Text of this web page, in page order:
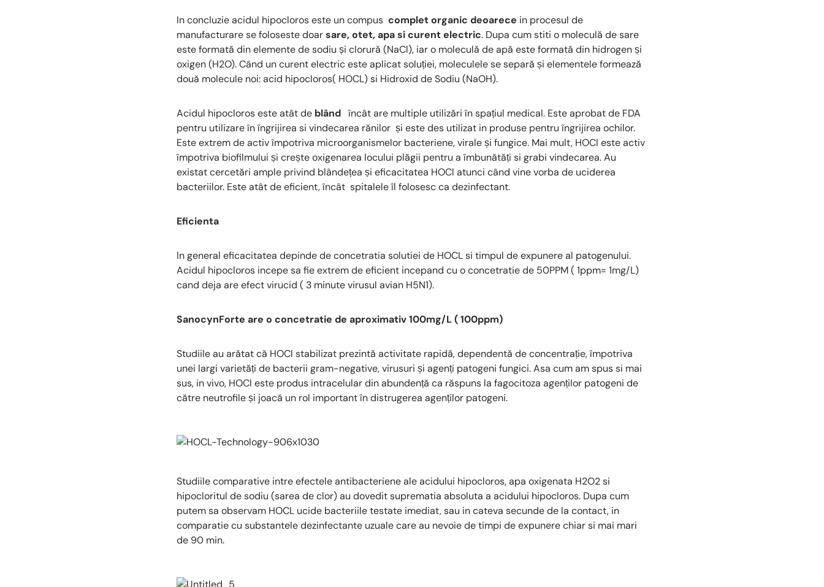
In concluzie acidul hipocloros este un compus complet organic deoarece in procesul de
manufacturare se foloseste doarsare, otet, apa si curent electric. Dupa cum stiti o moleculă de sare
este formată din elemente de sodiu și clorură (NaCl), iar o moleculă de apă este formată din hidrogen și
oxigen (H2O). Când un curent electric este aplicat soluției, moleculele se separă și elementele formează
două molecule noi: acid hipocloros( HOCL) si Hidroxid de Sodiu (NaOH).
Acidul hipocloros este atât de blândîncât are multiple utilizări în spațiul medical. Este aprobat de FDA
pentru utilizare în îngrijirea si vindecarea rănilor și este des utilizat in produse pentru îngrijirea ochilor.
Este extrem de activ împotriva microorganismelor bacteriene, virale și fungice. Mai mult, HOCl este activ
împotriva biofilmului și crește oxigenarea locului plăgii pentru a îmbunătăți si grabi vindecarea. Au
existat cercetări ample privind blândețea și eficacitatea HOCl atunci când vine vorba de uciderea
bacteriilor. Este atât de eficient, încât spitalele îl folosesc ca dezinfectant.
Eficienta
In general eficacitatea depinde de concetratia solutiei de HOCL si timpul de expunere al patogenului.
Acidul hipocloros incepe sa fie extrem de eficient incepand cu o concetratie de 50PPM ( 1ppm= 1mg/L)
cand deja are efect virucid ( 3 minute virusul avian H5N1).
SanocynForte are o concetratie de aproximativ 100mg/L ( 100ppm)
Studiile au arătat că HOCl stabilizat prezintă activitate rapidă, dependentă de concentrație, împotriva
unei largi varietăți de bacterii gram-negative, virusuri și agenți patogeni fungici. Asa cum am spus si mai
sus, in vivo, HOCl este produs intracelular din abundență ca răspuns la fagocitoza agenților patogeni de
către neutrofile și joacă un rol important în distrugerea agenților patogeni.
Studiile comparative intre efectele antibacteriene ale acidului hipocloros, apa oxigenata H2O2 si
hipocloritul de sodiu (sarea de clor) au dovedit suprematia absoluta a acidului hipocloros. Dupa cum
putem sa observam HOCL ucide bacteriile testate imediat, sau in cateva secunde de la contact, in
comparatie cu substantele dezinfectante uzuale care au nevoie de timpi de expunere chiar si mai mari
de 90 min.